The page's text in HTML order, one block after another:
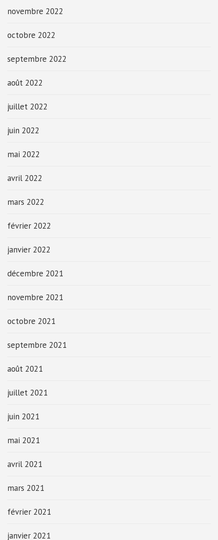
novembre 2022
octobre 2022
septembre 2022
août 2022
juillet 2022
juin 2022
mai 2022
avril 2022
mars 2022
février 2022
janvier 2022
décembre 2021
novembre 2021
octobre 2021
septembre 2021
août 2021
juillet 2021
juin 2021
mai 2021
avril 2021
mars 2021
février 2021
janvier 2021